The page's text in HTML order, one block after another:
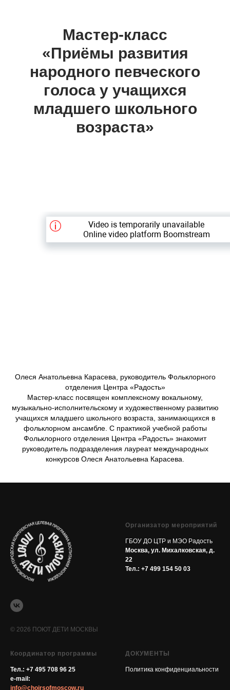
Мастер-класс
«Приёмы развития
народного певческого
голоса у учащихся
младшего школьного
возраста»
Олеся Анатольевна Карасева, руководитель Фольклорного
отделения Центра «Радость»
Мастер-класс посвящен комплексному вокальному,
музыкально-исполнительскому и художественному развитию
учащихся младшего школьного возраста, занимающихся в
фольклорном ансамбле. С практикой учебной работы
Фольклорного отделения Центра «Радость» знакомит
руководитель подразделения лауреат международных
конкурсов Олеся Анатольевна Карасева.
© 2026 ПОЮТ ДЕТИ МОСКВЫ
Организатор мероприятий
ГБОУ ДО ЦТР и МЭО Радость
Москва, ул. Михалковская, д.
22
Тел.: +7 499 154 50 03
Координатор программы
Тел.: +7 495 708 96 25
e-mail:
info@choirsofmoscow.ru
ДОКУМЕНТЫ
Политика конфиденциальности